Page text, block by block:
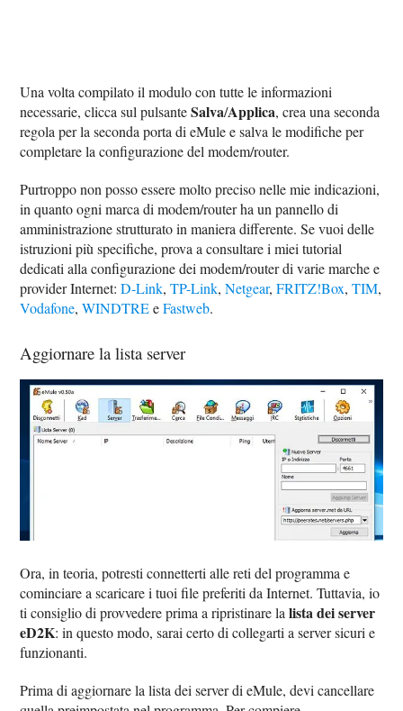
Una volta compilato il modulo con tutte le informazioni
necessarie, clicca sul pulsanteSalva/Applica, crea una seconda
regola per la seconda porta di eMule e salva le modifiche per
completare la configurazione del modem/router.
Purtroppo non posso essere molto preciso nelle mie indicazioni,
in quanto ogni marca di modem/router ha un pannello di
amministrazione strutturato in maniera differente. Se vuoi delle
istruzioni più specifiche, prova a consultare i miei tutorial
dedicati alla configurazione dei modem/router di varie marche e
provider Internet:D-Link,TP-Link,Netgear,FRITZ!Box,TIM,
Vodafone,WINDTREeFastweb.
Aggiornare la lista server
Ora, in teoria, potresti connetterti alle reti del programma e
cominciare a scaricare i tuoi file preferiti da Internet. Tuttavia, io
ti consiglio di provvedere prima a ripristinare lalista dei server
eD2K: in questo modo, sarai certo di collegarti a server sicuri e
funzionanti.
Prima di aggiornare la lista dei server di eMule, devi cancellare